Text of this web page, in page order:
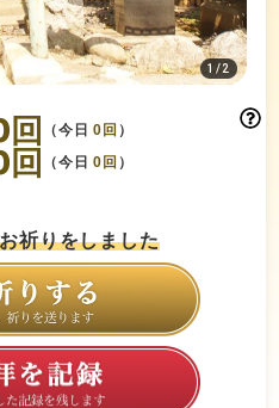
1/2
回 （今日0 回 ）
回 （今日0 回 ）
祈りをしました